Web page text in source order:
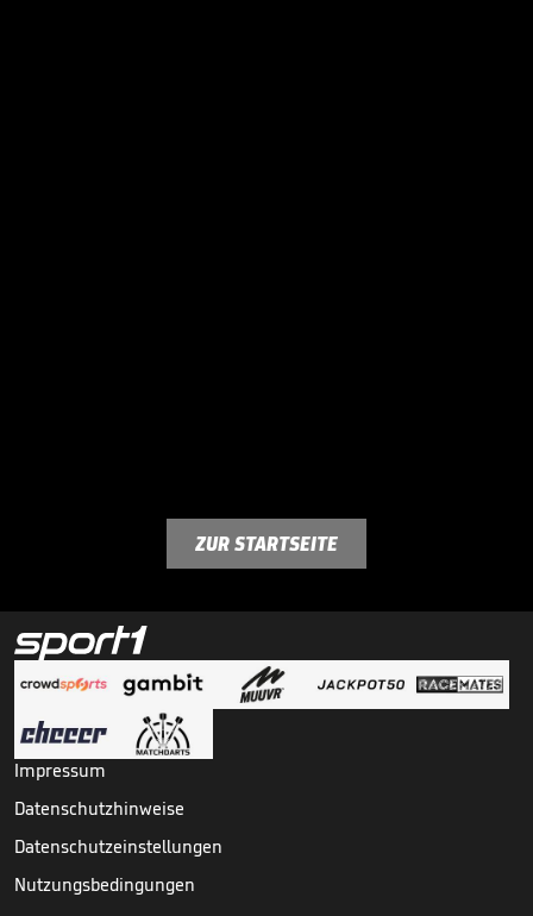
ZUR STARTSEITE
Impressum
Datenschutzhinweise
Datenschutzeinstellungen
Nutzungsbedingungen